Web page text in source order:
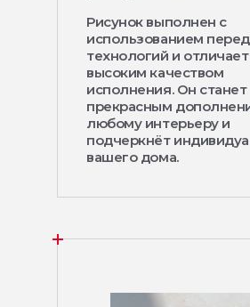
Рисунок выполнен с
использованием
технологий и
высоким качеством
исполнения. Он станет
прекрасным
любому интерьеру и
подчеркнёт
вашего дома.